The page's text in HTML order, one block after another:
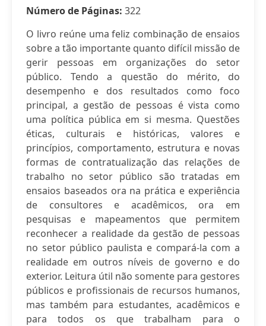
Número de Páginas: 322
O livro reúne uma feliz combinação de ensaios
sobre a tão importante quanto difícil missão de
gerir pessoas em organizações do setor
público. Tendo a questão do mérito, do
desempenho e dos resultados como foco
principal, a gestão de pessoas é vista como
uma política pública em si mesma. Questões
éticas, culturais e históricas, valores e
princípios, comportamento, estrutura e novas
formas de contratualização das relações de
trabalho no setor público são tratadas em
ensaios baseados ora na prática e experiência
de consultores e acadêmicos, ora em
pesquisas e mapeamentos que permitem
reconhecer a realidade da gestão de pessoas
no setor público paulista e compará-la com a
realidade em outros níveis de governo e do
exterior. Leitura útil não somente para gestores
públicos e profissionais de recursos humanos,
mas também para estudantes, acadêmicos e
para todos os que trabalham para o